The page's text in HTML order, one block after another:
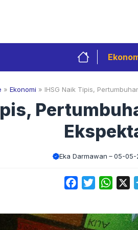
» Ekonomi » IHSG Naik Tipis,
Eka Darmawan 05-05-
FacebookTwitter